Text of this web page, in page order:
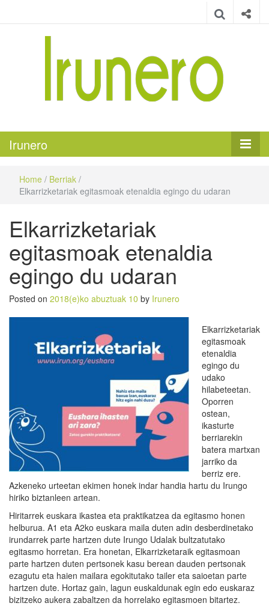
Irunero
Home / Berriak /
Elkarrizketariak egitasmoak etenaldia egingo du udaran
Elkarrizketariak
egitasmoak etenaldia
egingo du udaran
Posted on 2018(e)ko abuztuak 10 by Irunero
Elkarrizketariak
egitasmoak
etenaldia
egingo du
udako
hilabeteetan.
Oporren
ostean,
ikasturte
berriarekin
batera martxan
jarriko da
berriz ere.
Azkeneko urteetan ekimen honek indar handia hartu du Irungo
hiriko biztanleen artean.
Hiritarrek euskara ikastea eta praktikatzea da egitasmo honen
helburua. A1 eta A2ko euskara maila duten adin desberdinetako
irundarrek parte hartzen dute Irungo Udalak bultzatutako
egitasmo horretan. Era honetan, Elkarrizketaraik egitasmoan
parte hartzen duten pertsonek kasu berean dauden pertsonak
ezagutu eta haien mailara egokitutako tailer eta saioetan parte
hartzen dute. Hortaz gain, lagun euskaldunak egin edo euskaraz
bizitzeko aukera zabaltzen da horrelako egitasmoen bitartez.